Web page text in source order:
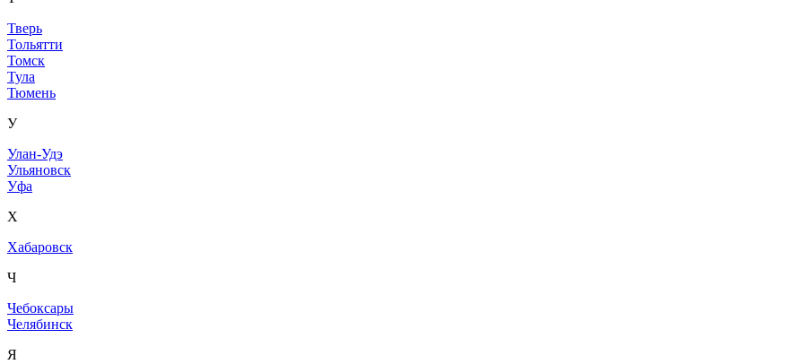
Тверь
Тольятти
Томск
Тула
Тюмень
У
Улан-Удэ
Ульяновск
Уфа
Х
Хабаровск
Ч
Чебоксары
Челябинск
Я